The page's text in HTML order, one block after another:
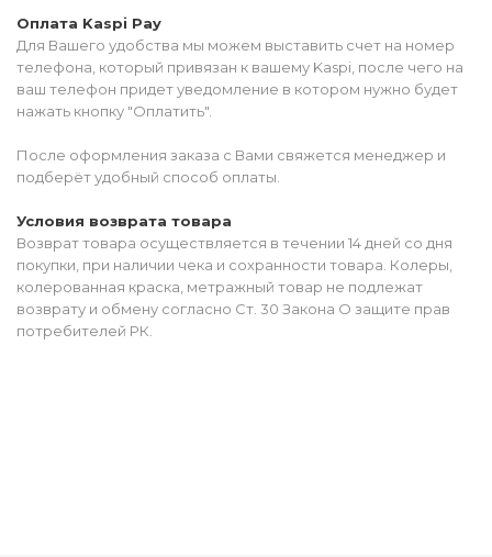
Оплата Kaspi Pay
Для Вашего удобства мы можем выставить счет на номер
телефона, который привязан к вашему Kaspi, после чего на
ваш телефон придет уведомление в котором нужно будет
нажать кнопку "Оплатить".
После оформления заказа с Вами свяжется менеджер и
подберёт удобный способ оплаты.
Условия возврата товара
Возврат товара осуществляется в течении 14 дней со дня
покупки, при наличии чека и сохранности товара. Колеры,
колерованная краска, метражный товар не подлежат
возврату и обмену согласно Ст. 30 Закона О защите прав
потребителей РК.